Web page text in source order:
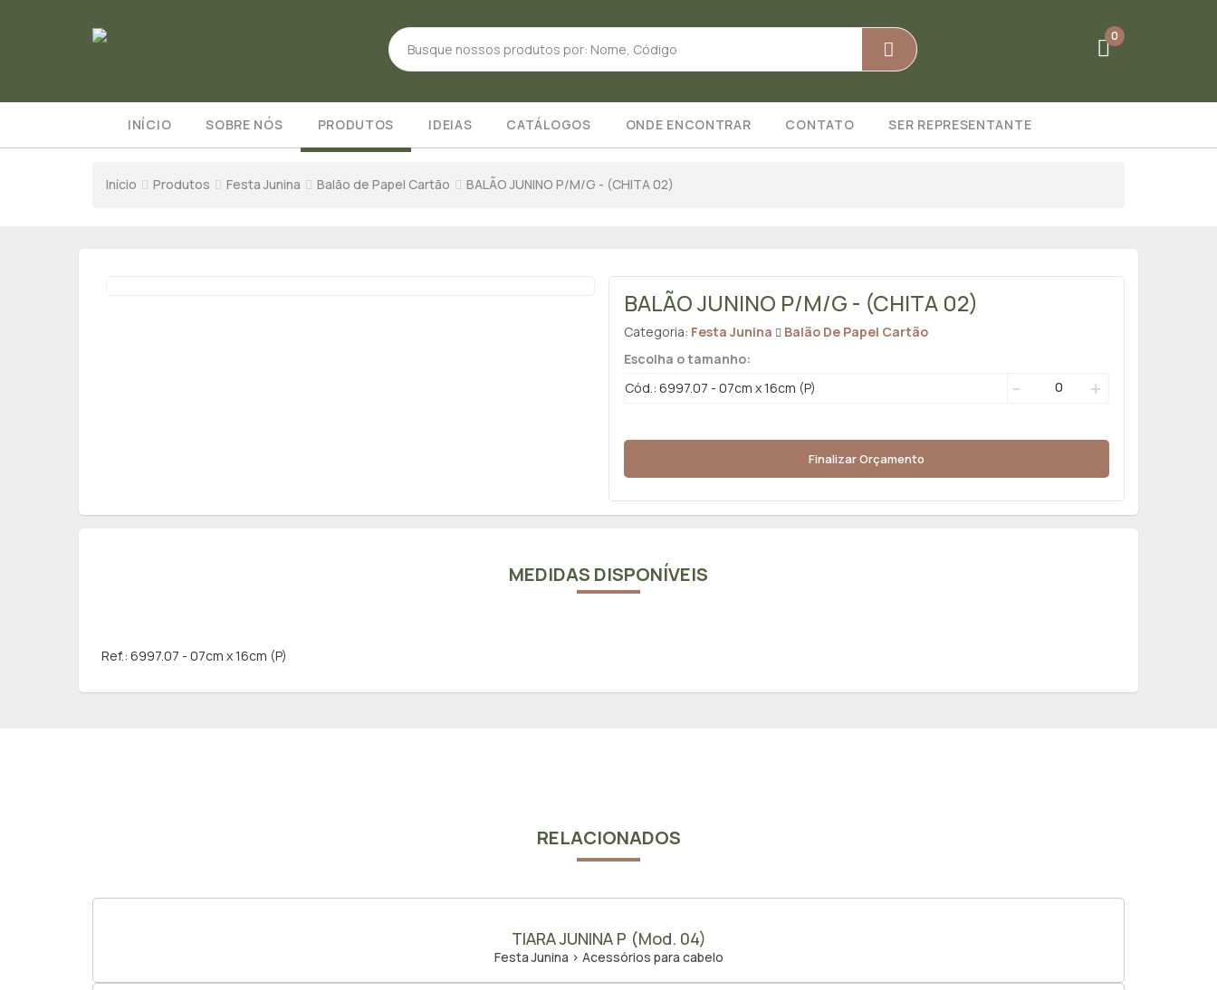
0
INÍCIO SOBRE NÓS PRODUTOS IDEIAS CATÁLOGOS ONDE ENCONTRAR CONTATO SER REPRESENTANTE
Início Produtos Festa Junina Balão de Papel Cartão BALÃO JUNINO P/M/G - (CHITA 02)
BALÃO JUNINO P/M/G - (CHITA 02)
Categoria: Festa Junina
Balão De Papel Cartão
Escolha o tamanho:
Cód.: 6997.07 - 07cm x 16cm (P)
- +
Finalizar Orçamento
MEDIDAS DISPONÍVEIS
Ref.: 6997.07 - 07cm x 16cm (P)
RELACIONADOS
TIARA JUNINA P (Mod. 04)
Festa Junina > Acessórios para cabelo